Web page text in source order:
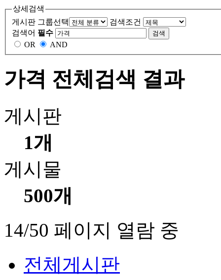
상세검색
게시판 그룹선택
검색조건
검색어 필수
OR
AND
가격 전체검색 결과
게시판
1개
게시물
500개
14/50 페이지 열람 중
전체게시판